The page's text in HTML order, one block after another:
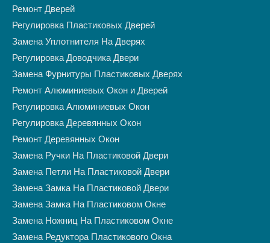
Ремонт Дверей
Регулировка Пластиковых Дверей
Замена Уплотнителя На Дверях
Регулировка Доводчика Двери
Замена Фурнитуры Пластиковых Дверях
Ремонт Алюминиевых Окон и Дверей
Регулировка Алюминиевых Окон
Регулировка Деревянных Окон
Ремонт Деревянных Окон
Замена Ручки На Пластиковой Двери
Замена Петли На Пластиковой Двери
Замена Замка На Пластиковой Двери
Замена Замка На Пластиковом Окне
Замена Ножниц На Пластиковом Окне
Замена Редуктора Пластикового Окна